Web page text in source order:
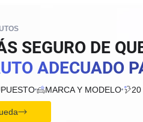
SEGURO DE
ADECUADO
MARCA Y MODELO 20